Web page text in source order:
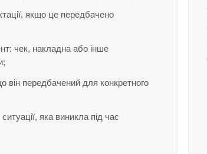
якщо це передбачено
чек, накладна або інше
він передбачений для конкретного
яка виникла під час